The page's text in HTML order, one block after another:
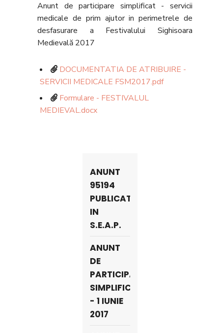
Anunt de participare simplificat - servicii
medicale de prim ajutor in perimetrele de
desfasurare a Festivalului Sighisoara
Medievală 2017
DOCUMENTATIA DE ATRIBUIRE -
SERVICII MEDICALE FSM2017.pdf
Formulare - FESTIVALUL
MEDIEVAL.docx
ANUNT
95194
PUBLICAT
IN
S.E.A.P.
ANUNT
DE
PARTICIPARE
SIMPLIFICAT
- 1 IUNIE
2017